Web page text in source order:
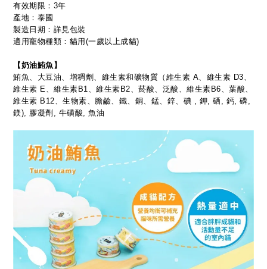
有效期限：3年
產地：泰國
製造日期：詳見包裝
適用寵物種類：貓用(一歲以上成貓)
【奶油鮪魚】
鮪魚、大豆油、增稠劑、維生素和礦物質（維生素 A、維生素 D3、
維生素 E、維生素B1、維生素B2、菸酸、泛酸、維生素B6、葉酸、
維生素 B12、生物素、膽鹼、鐵、銅、錳、鋅、碘 , 鉀, 硒, 鈣, 磷,
鎂), 膠凝劑, 牛磺酸, 魚油